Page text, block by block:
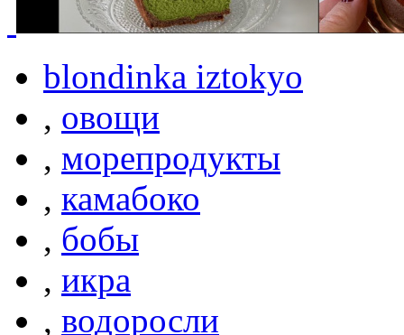
blondinka iztokyo
, овощи
, морепродукты
, камабоко
, бобы
, икра
, водоросли